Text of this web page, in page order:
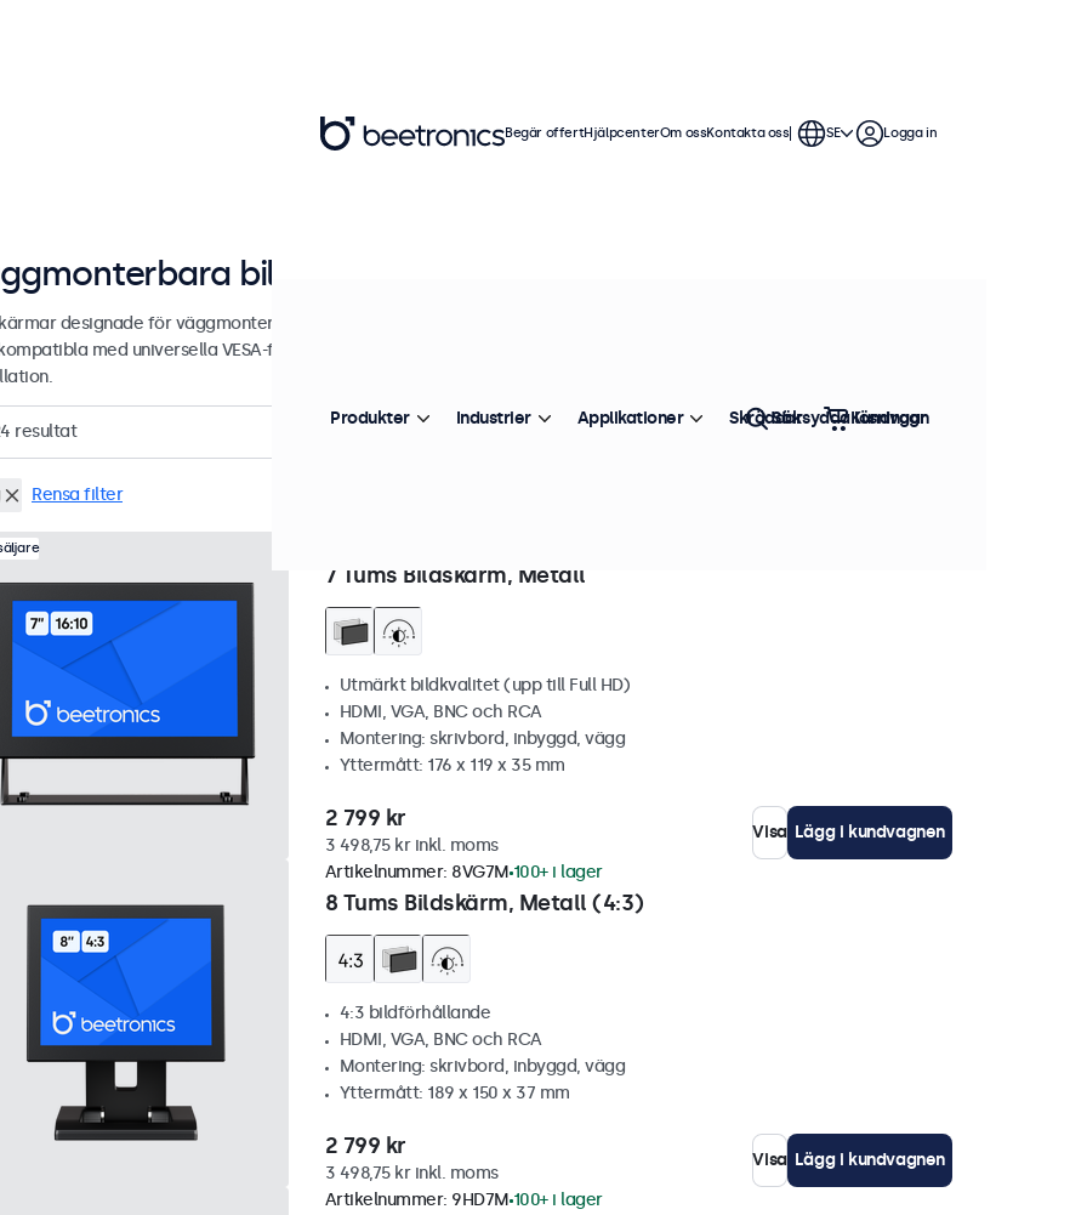
bildskärmar från 7 till 32 tum
designade för väggmontering. Våra skärmar är utrustade med ett smidigt VESA-fäste, och är
med universella VESA-fästen. Skärmarna har ett stilrent hölje som ger snyggt och platt
resultat Sortera efter Toppsäljare
Rensa filter
7 Tums Bildskärm, Metall
Utmärkt bildkvalitet (upp till Full HD)
HDMI, VGA, BNC och RCA
Montering: skrivbord, inbyggd, vägg
Yttermått: 176 x 119 x 35 mm
2 799 kr
3 498,75 kr inkl. moms
Visa Lägg i kundvagnen
8 Tums Bildskärm, Metall (4:3)
Artikelnummer: 8VG7M 100+ i lager
4:3 bildförhållande
HDMI, VGA, BNC och RCA
Montering: skrivbord, inbyggd, vägg
Yttermått: 189 x 150 x 37 mm
2 799 kr
3 498,75 kr inkl. moms
Visa Lägg i kundvagnen
Artikelnummer: 9HD7M 100+ i lager
Begär offertHjälpcenterOm ossKontakta oss SE Logga in
Produkter Industrier Applikationer Skräddarsydda lösningar
Sök Kundvagn